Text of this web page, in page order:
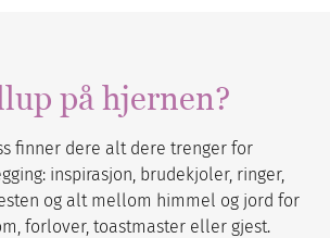
på hjernen?
finner dere alt dere trenger for
inspirasjon, brudekjoler, ringer,
og alt mellom himmel og jord for
forlover, toastmaster eller gjest.